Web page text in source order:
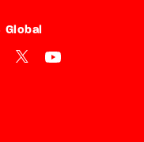
Global